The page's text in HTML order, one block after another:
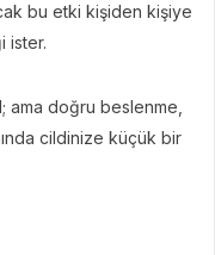
bu etki kişiden kişiye
ister.
ama doğru beslenme,
cildinize küçük bir